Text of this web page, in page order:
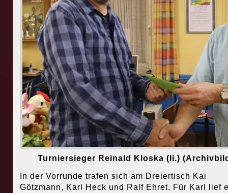
Turniersieger Reinald Kloska (li.)
In der Vorrunde trafen sich am Dreiertisch Kai
Götzmann, Karl Heck und Ralf Ehret. Für Karl lief